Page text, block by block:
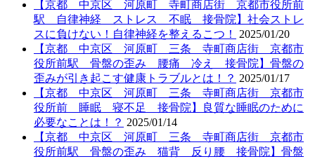
【京都 中京区 河原町 寺町商店街 京都市役所前
駅 自律神経 ストレス 不眠 接骨院】社会ストレ
スに負けない！自律神経を整えるこつ！
2025/01/20
【京都 中京区 河原町 三条 寺町商店街 京都市
役所前駅 骨盤の歪み 腰痛 冷え 接骨院】骨盤の
歪みが引き起こす健康トラブルとは！？ 2025/01/17
【京都 中京区 河原町 三条 寺町商店街 京都市
役所前 睡眠 寝不足 接骨院】良質な睡眠のために
必要なことは！？ 2025/01/14
【京都 中京区 河原町 三条 寺町商店街 京都市
役所前駅 骨盤の歪み 猫背 反り腰 接骨院】骨盤